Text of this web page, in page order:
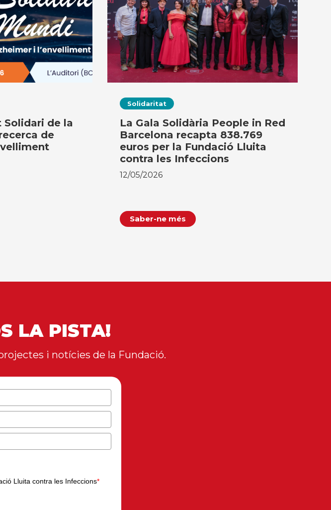
Solidari de la
de
Solidaritat
La Gala Solidària People in Red
Barcelona recapta 838.769
euros per la Fundació Lluita
contra les Infeccions
12/05/2026
Saber-ne més
LA PISTA!
i notícies de la Fundació.
Lluita contra les Infeccions*